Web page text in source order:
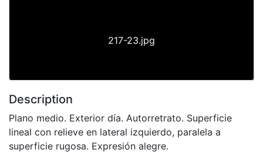
217-23.jpg
Description
Plano medio. Exterior día. Autorretrato. Superficie
lineal con relieve en lateral izquierdo, paralela a
superficie rugosa. Expresión alegre.